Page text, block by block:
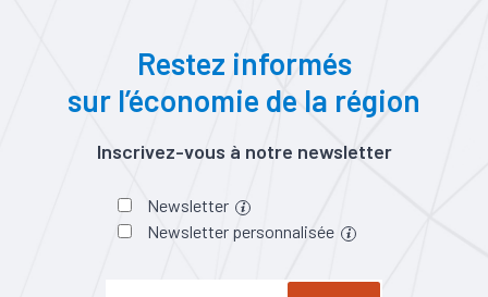
Restez informés
sur l’économie de la région
Inscrivez-vous à notre newsletter
Newsletter
Newsletter personnalisée